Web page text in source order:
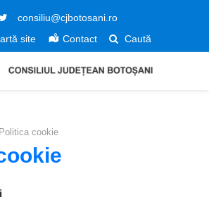
Twitter
consiliu@cjbotosani.ro
site
Contact Caută
Politica cookie